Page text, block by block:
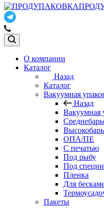
О компании
Каталог
Назад
Каталог
Вакуумная
Назад
Вакуумная
ОПА/ПЕ
С печатью
Под рыбу
Под специи
Пленка
Для
Пакеты